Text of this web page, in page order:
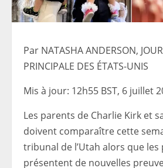
Par NATASHA ANDERSON,
PRINCIPALE DES ÉTATS-UNIS
Mis à jour: 12h55 BST, 6 juillet
Les parents de Charlie Kirk et
doivent comparaître cette
tribunal de l’Utah alors que
présentent de nouvelles